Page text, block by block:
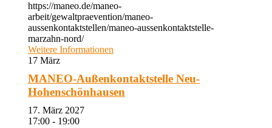
https://maneo.de/maneo-
arbeit/gewaltpraevention/maneo-
aussenkontaktstellen/maneo-aussenkontaktstelle-
marzahn-nord/
Weitere Informationen
17 März
MANEO-Außenkontaktstelle Neu-
Hohenschönhausen
17. März 2027
17:00 - 19:00